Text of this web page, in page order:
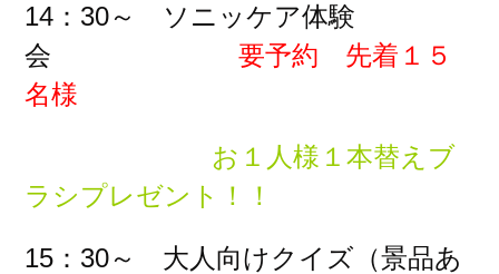
14：30～ ソニッケア体験
会要予約 先着１５
名様
お１人様１本替えブ
ラシプレゼント！！
15：30～ 大人向けクイズ（景品あ